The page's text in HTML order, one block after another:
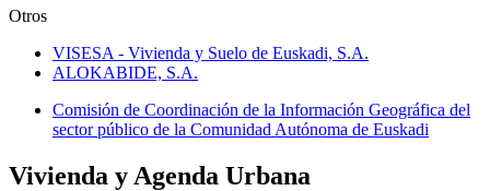
Otros
VISESA - Vivienda y Suelo de Euskadi, S.A.
ALOKABIDE, S.A.
Comisión de Coordinación de la Información Geográfica del
sector público de la Comunidad Autónoma de Euskadi
Vivienda y Agenda Urbana